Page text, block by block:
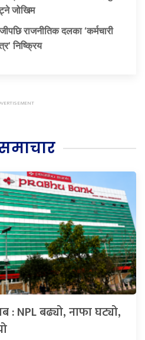
जोखिम
राजनीतिक दलका ‘कर्मचारी
निष्क्रिय
: NPL बढ्यो, नाफा घट्यो,